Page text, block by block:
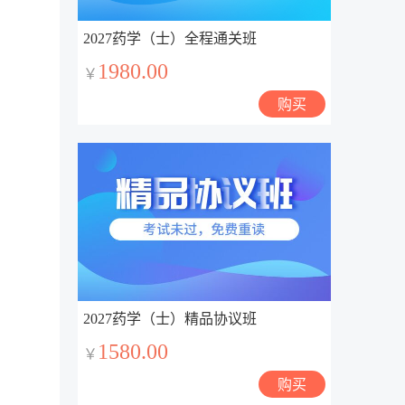
2027药学（士）全程通关班
￥ 1980.00
购买
2027药学（士）精品协议班
￥ 1580.00
购买